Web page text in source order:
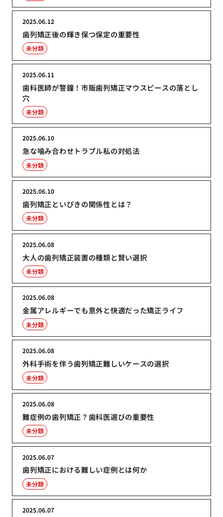
歯列矯正後の輝き保つ保定の重要性
2025.06.12
未分類
歯科医師が警鐘！市販歯列矯正マウスピースの落とし
穴
2025.06.11
未分類
急な噛み合わせトラブル私の対処法
2025.06.10
未分類
歯列矯正といびきの関係性とは？
2025.06.10
未分類
大人の歯列矯正装置の種類と賢い選択
2025.06.08
未分類
金属アレルギーでも意外と快適だった矯正ライフ
2025.06.08
未分類
外科手術を伴う歯列矯正難しいケースの選択
2025.06.08
未分類
難症例の歯列矯正？歯科医選びの重要性
2025.06.08
未分類
歯列矯正における難しい症例とは何か
2025.06.07
未分類
2025.06.07